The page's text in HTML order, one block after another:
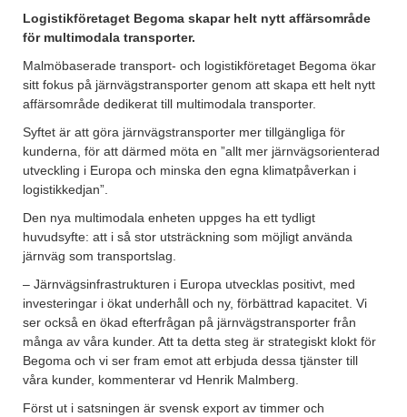
Logistikföretaget Begoma skapar helt nytt affärsområde
för multimodala transporter.
Malmöbaserade transport- och logistikföretaget Begoma ökar
sitt fokus på järnvägstransporter genom att skapa ett helt nytt
affärsområde dedikerat till multimodala transporter.
Syftet är att göra järnvägstransporter mer tillgängliga för
kunderna, för att därmed möta en ”allt mer järnvägsorienterad
utveckling i Europa och minska den egna klimatpåverkan i
logistikkedjan”.
Den nya multimodala enheten uppges ha ett tydligt
huvudsyfte: att i så stor utsträckning som möjligt använda
järnväg som transportslag.
– Järnvägsinfrastrukturen i Europa utvecklas positivt, med
investeringar i ökat underhåll och ny, förbättrad kapacitet. Vi
ser också en ökad efterfrågan på järnvägstransporter från
många av våra kunder. Att ta detta steg är strategiskt klokt för
Begoma och vi ser fram emot att erbjuda dessa tjänster till
våra kunder, kommenterar vd Henrik Malmberg.
Först ut i satsningen är svensk export av timmer och